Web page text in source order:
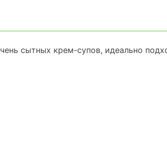
сытных крем-супов, идеально